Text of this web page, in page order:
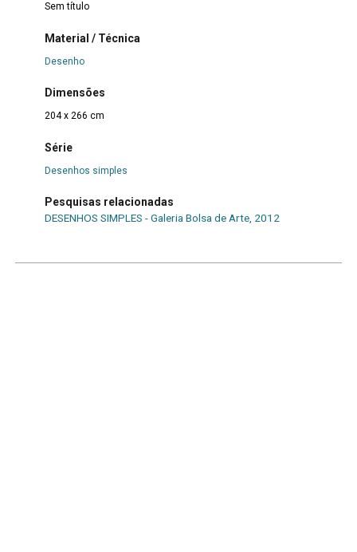
Sem título
Material / Técnica
Desenho
Dimensões
204 x 266 cm
Série
Desenhos simples
Pesquisas relacionadas
DESENHOS SIMPLES - Galeria Bolsa de Arte, 2012